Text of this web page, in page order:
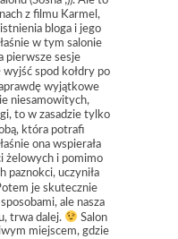
z filmu Karmel,
bloga i jego
w tym salonie
pierwsze sesje
spod kołdry po
wyjątkowe
niesamowitych,
to w zasadzie tylko
która potrafi
ona wspierała
żelowych i pomimo
paznokci, uczyniła
je skutecznie
ale nasza
trwa dalej.
Salon
miejscem, gdzie